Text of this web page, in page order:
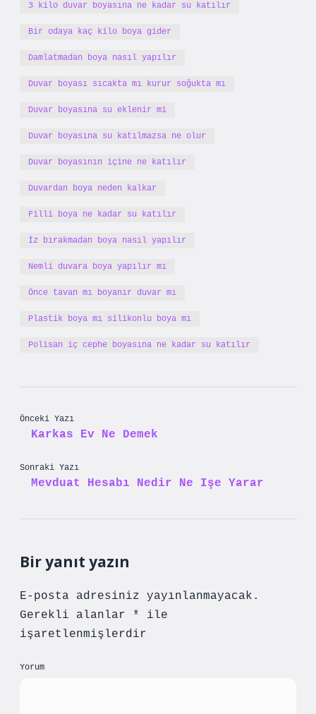
3 kilo duvar boyasına ne kadar su katılır
Bir odaya kaç kilo boya gider
Damlatmadan boya nasıl yapılır
Duvar boyası sıcakta mı kurur soğukta mı
Duvar boyasına su eklenir mi
Duvar boyasına su katılmazsa ne olur
Duvar boyasının içine ne katılır
Duvardan boya neden kalkar
Filli boya ne kadar su katılır
İz bırakmadan boya nasıl yapılır
Nemli duvara boya yapılır mı
Önce tavan mı boyanır duvar mı
Plastik boya mı silikonlu boya mı
Polisan iç cephe boyasına ne kadar su katılır
Önceki Yazı
Karkas Ev Ne Demek
Sonraki Yazı
Mevduat Hesabı Nedir Ne Işe Yarar
Bir yanıt yazın
E-posta adresiniz yayınlanmayacak.
Gerekli alanlar
*
ile
işaretlenmişlerdir
Yorum